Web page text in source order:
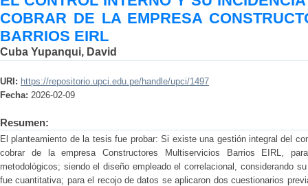
COBRAR DE LA EMPRESA
BARRIOS EIRL
Cuba Yupanqui, David
URI: https://repositorio.upci.edu.pe/handle/upci/1497
Fecha: 2026-02-09
Resumen:
El planteamiento de la tesis fue probar: Si existe una gestión integral del
cobrar de la empresa Constructores Multiservicios Barrios EIRL,
metodológicos; siendo el diseño empleado el correlacional, considerando
fue cuantitativa; para el recojo de datos se aplicaron dos cuestionarios